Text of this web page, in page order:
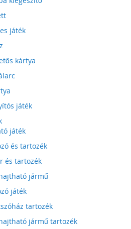
játék
kártya
játék
játék
és tartozék
és tartozék
jármű
játék
tartozék
jármű tartozék